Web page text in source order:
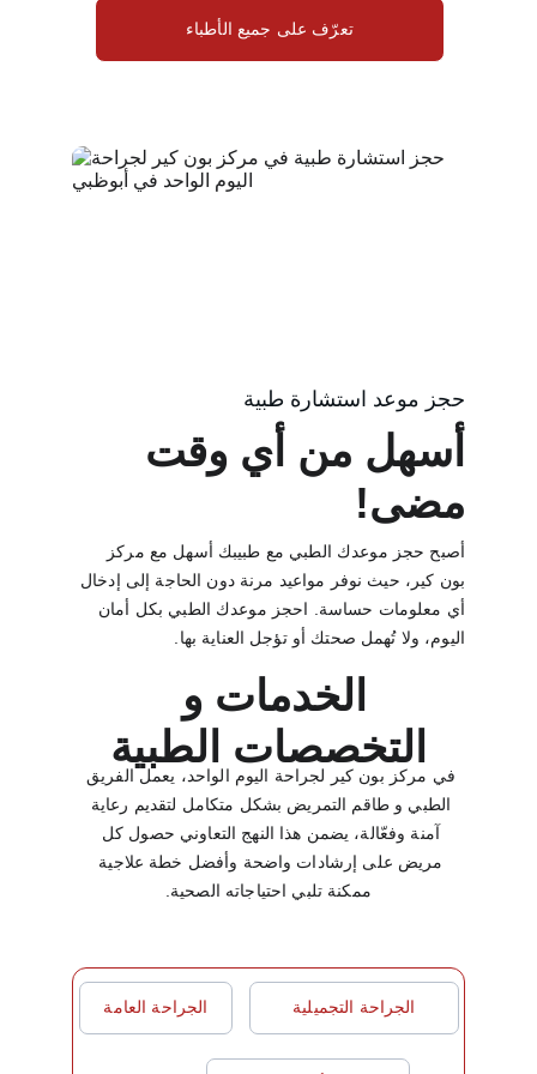
تعرّف على جميع الأطباء
أصبح حجز موعدك الطبي مع طبيبك أسهل مع مركز
بون كير، حيث نوفر مواعيد مرنة دون الحاجة إلى إدخال
أي معلومات حساسة. احجز موعدك الطبي بكل أمان
اليوم، ولا تُهمل صحتك أو تؤجل العناية بها.
أسهل من أي وقت
مضى!
حجز موعد استشارة طبية
في مركز بون كير لجراحة اليوم الواحد، يعمل الفريق
الطبي و طاقم التمريض بشكل متكامل لتقديم رعاية
آمنة وفعّالة، يضمن هذا النهج التعاوني حصول كل
مريض على إرشادات واضحة وأفضل خطة علاجية
ممكنة تلبي احتياجاته الصحية.
الخدمات و
التخصصات الطبية
الجراحة العامة الجراحة التجميلية